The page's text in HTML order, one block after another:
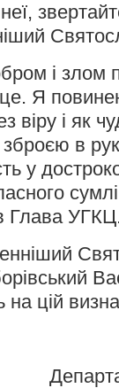
і злом
Я
віру і як
в
у
Глава
цій